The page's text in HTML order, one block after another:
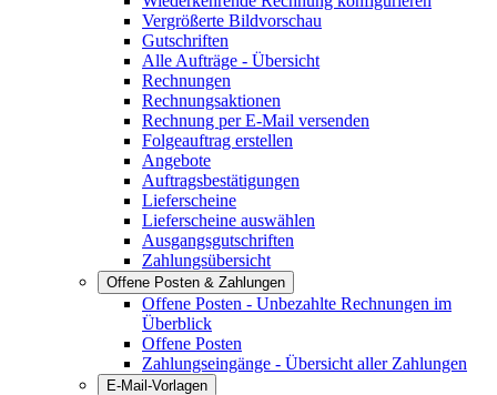
Vergrößerte Bildvorschau
Gutschriften
Alle Aufträge - Übersicht
Rechnungen
Rechnungsaktionen
Rechnung per E-Mail versenden
Folgeauftrag erstellen
Angebote
Auftragsbestätigungen
Lieferscheine
Lieferscheine auswählen
Ausgangsgutschriften
Zahlungsübersicht
Offene Posten & Zahlungen
Offene Posten - Unbezahlte Rechnungen im
Überblick
Offene Posten
Zahlungseingänge - Übersicht aller Zahlungen
E-Mail-Vorlagen